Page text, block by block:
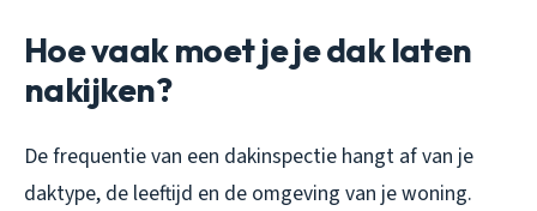
Hoe vaak moet je je dak laten
nakijken?
De frequentie van een dakinspectie hangt af van je
daktype, de leeftijd en de omgeving van je woning.